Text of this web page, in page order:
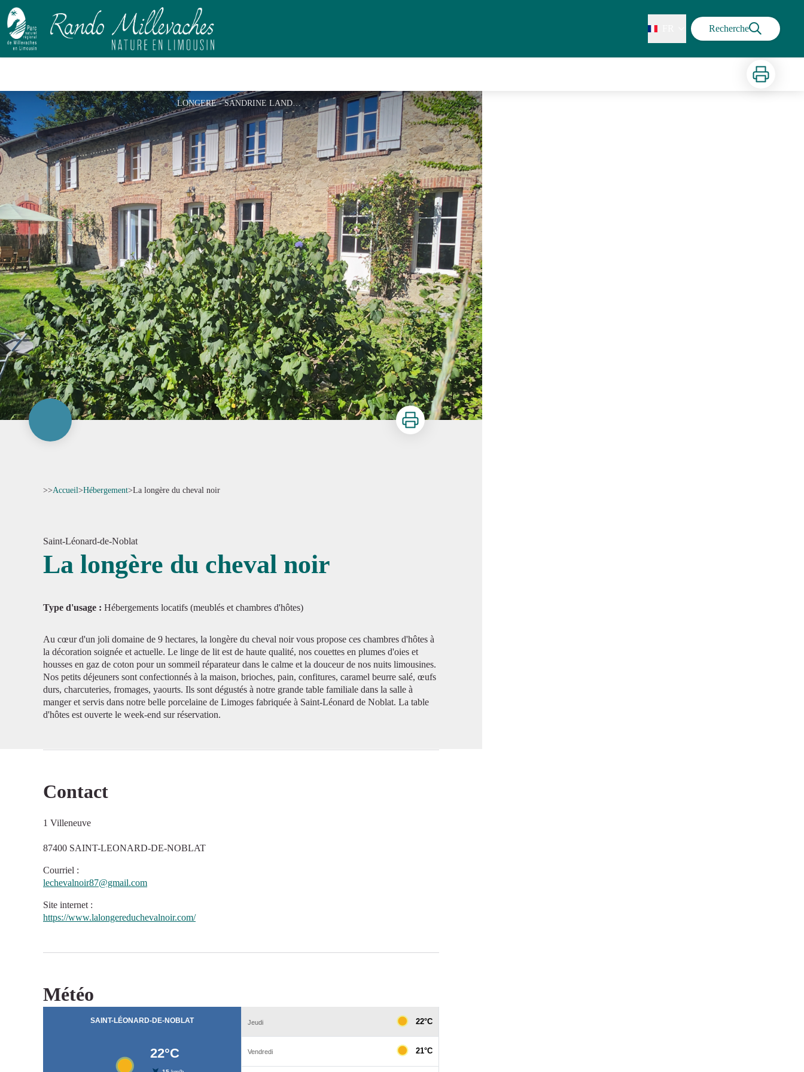
Recherche
Imprimer
LONGERE - SANDRINE LANDRIN
Imprimer
>>Accueil>Hébergement>La longère du cheval noir
Saint-Léonard-de-Noblat
La longère du cheval noir
Type d'usage : Hébergements locatifs (meublés et chambres d'hôtes)
Au cœur d'un joli domaine de 9 hectares, la longère du cheval noir vous propose ces chambres d'hôtes à
la décoration soignée et actuelle. Le linge de lit est de haute qualité, nos couettes en plumes d'oies et
housses en gaz de coton pour un sommeil réparateur dans le calme et la douceur de nos nuits limousines.
Nos petits déjeuners sont confectionnés à la maison, brioches, pain, confitures, caramel beurre salé, œufs
durs, charcuteries, fromages, yaourts. Ils sont dégustés à notre grande table familiale dans la salle à
manger et servis dans notre belle porcelaine de Limoges fabriquée à Saint-Léonard de Noblat. La table
d'hôtes est ouverte le week-end sur réservation.
Contact
1 Villeneuve
87400 SAINT-LEONARD-DE-NOBLAT
Courriel :
lechevalnoir87@gmail.com
Site internet :
https://www.lalongereduchevalnoir.com/
Météo